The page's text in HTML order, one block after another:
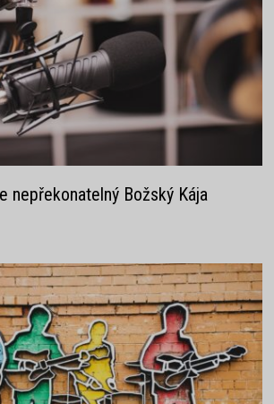
nepřekonatelný Božský Kája